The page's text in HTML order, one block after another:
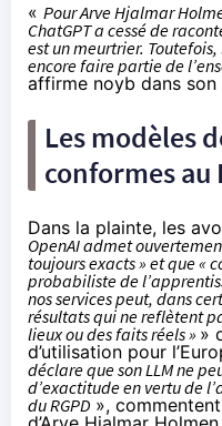
« Pour Arve Hjalmar
ChatGPT a cessé de
est un meurtrier.
encore faire partie de
affirme noyb dans son
Les modèles
conformes au
Dans la plainte, les
OpenAI admet
toujours exacts » et que «
probabiliste de
nos services peut, dans
résultats qui ne reflètent
lieux ou des faits réels » »
d’utilisation pour
déclare que son LLM ne
d’exactitude en vertu de
du RGPD »,